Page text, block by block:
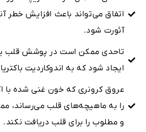
اتفاق می‌تواند باعث افزایش خطر
آئورت شود.
تاحدی ممکن است در پوشش قلب یا
ایجاد شود که به اندوکاردیت
عروق کرونری که خون غنی ‌شده با
را به ماهیچه‌های قلب می‌رساند،
و مطلوب را برای قلب دریافت نکند.